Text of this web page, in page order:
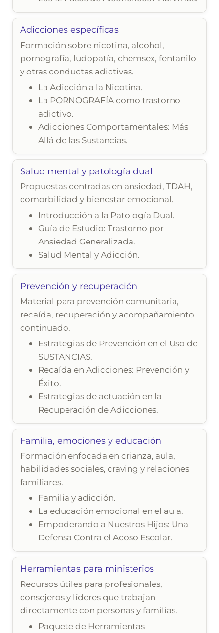
Adicciones específicas
Formación sobre nicotina, alcohol,
pornografía, ludopatía, chemsex, fentanilo
y otras conductas adictivas.
La Adicción a la Nicotina.
La PORNOGRAFÍA como trastorno
adictivo.
Adicciones Comportamentales: Más
Allá de las Sustancias.
Salud mental y patología dual
Propuestas centradas en ansiedad, TDAH,
comorbilidad y bienestar emocional.
Introducción a la Patología Dual.
Guía de Estudio: Trastorno por
Ansiedad Generalizada.
Salud Mental y Adicción.
Prevención y recuperación
Material para prevención comunitaria,
recaída, recuperación y acompañamiento
continuado.
Estrategias de Prevención en el Uso de
SUSTANCIAS.
Recaída en Adicciones: Prevención y
Éxito.
Estrategias de actuación en la
Recuperación de Adicciones.
Familia, emociones y educación
Formación enfocada en crianza, aula,
habilidades sociales, craving y relaciones
familiares.
Familia y adicción.
La educación emocional en el aula.
Empoderando a Nuestros Hijos: Una
Defensa Contra el Acoso Escolar.
Herramientas para ministerios
Recursos útiles para profesionales,
consejeros y líderes que trabajan
directamente con personas y familias.
Paquete de Herramientas